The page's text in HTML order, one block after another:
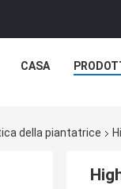
CASA
della piantatrice